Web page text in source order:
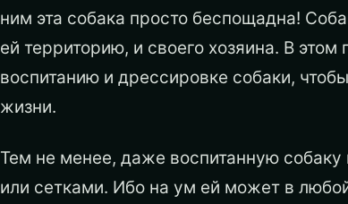
ним эта собака просто беспощадна!
ей территорию, и своего хозяина. В
воспитанию и дрессировке собаки,
жизни.
Тем не менее, даже воспитанную
или сетками. Ибо на ум ей может в